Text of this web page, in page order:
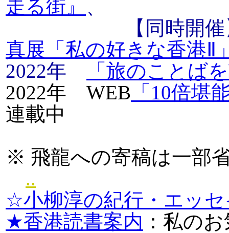
走る街』 、
【同時開催
真展「私の好きな香港Ⅱ
2022年
「旅のことば
2022年 WEB 「10倍堪
連載中
※ 飛龍への寄稿は一部
..
☆小柳淳の紀行・エッ
★香港読書案内 ：私の